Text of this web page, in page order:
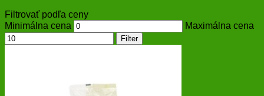
Filtrovať podľa ceny
Minimálna cena
Maximálna cena
Filter